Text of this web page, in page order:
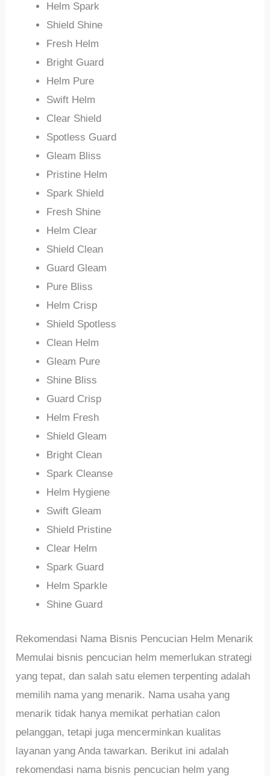
Helm Spark
Shield Shine
Fresh Helm
Bright Guard
Helm Pure
Swift Helm
Clear Shield
Spotless Guard
Gleam Bliss
Pristine Helm
Spark Shield
Fresh Shine
Helm Clear
Shield Clean
Guard Gleam
Pure Bliss
Helm Crisp
Shield Spotless
Clean Helm
Gleam Pure
Shine Bliss
Guard Crisp
Helm Fresh
Shield Gleam
Bright Clean
Spark Cleanse
Helm Hygiene
Swift Gleam
Shield Pristine
Clear Helm
Spark Guard
Helm Sparkle
Shine Guard
Rekomendasi Nama Bisnis Pencucian Helm Menarik
Memulai bisnis pencucian helm memerlukan strategi
yang tepat, dan salah satu elemen terpenting adalah
memilih nama yang menarik. Nama usaha yang
menarik tidak hanya memikat perhatian calon
pelanggan, tetapi juga mencerminkan kualitas
layanan yang Anda tawarkan. Berikut ini adalah
rekomendasi nama bisnis pencucian helm yang